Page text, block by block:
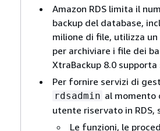
Amazon RDS limita il
backup del database,
milione di file, utilizza
per archiviare i file dei
XtraBackup 8.0
Per fornire servizi di
rdsadmin al momento
utente riservato in RDS,
Le funzioni, le